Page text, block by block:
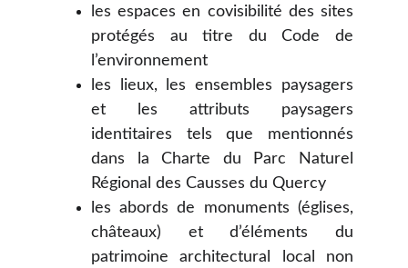
les espaces en covisibilité des sites
protégés au titre du Code de
l’environnement
les lieux, les ensembles paysagers
et les attributs paysagers
identitaires tels que mentionnés
dans la Charte du Parc Naturel
Régional des Causses du Quercy
les abords de monuments (églises,
châteaux) et d’éléments du
patrimoine architectural local non